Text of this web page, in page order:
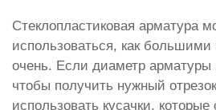
Стеклопластиковая арматура
использоваться, как большими
очень. Если диаметр арматуры
чтобы получить нужный
использовать кусачки, которые